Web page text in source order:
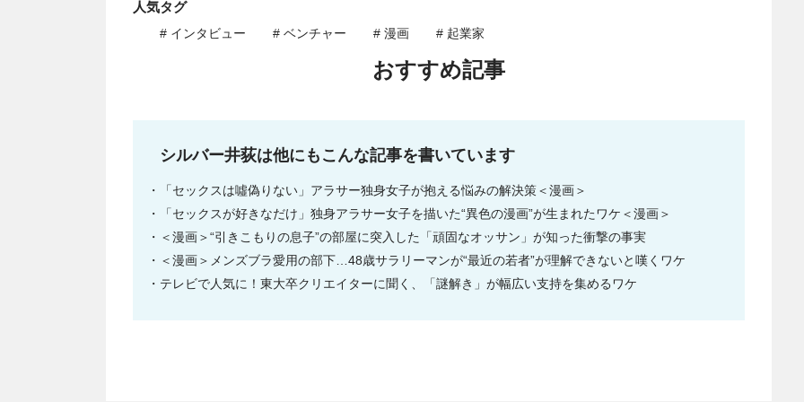
人気タグ
# インタビュー # ベンチャー # 漫画 # 起業家
おすすめ記事
シルバー井荻は他にもこんな記事を書いています
「セックスは噓偽りない」アラサー独身女子が抱える悩みの解決策＜漫画＞
「セックスが好きなだけ」独身アラサー女子を描いた“異色の漫画”が生まれたワケ＜漫画＞
＜漫画＞“引きこもりの息子”の部屋に突入した「頑固なオッサン」が知った衝撃の事実
＜漫画＞メンズブラ愛用の部下…48歳サラリーマンが“最近の若者”が理解できないと嘆くワケ
テレビで人気に！東大卒クリエイターに聞く、「謎解き」が幅広い支持を集めるワケ